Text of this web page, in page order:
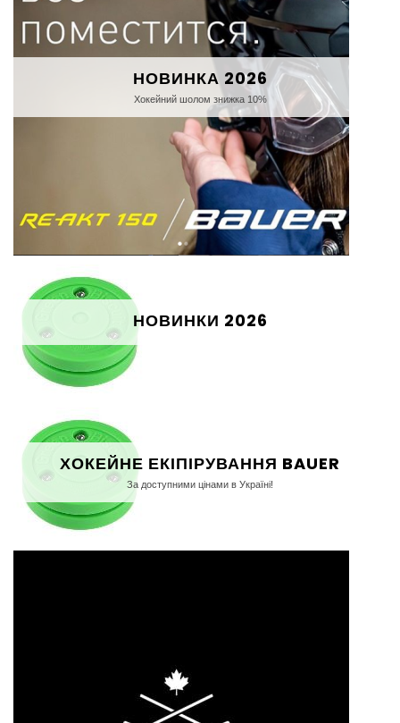
НОВИНКА 2026
Хокейний шолом знижка 10%
НОВИНКИ 2026
ХОКЕЙНЕ ЕКІПІРУВАННЯ BAUER
За доступними цінами в Україні!